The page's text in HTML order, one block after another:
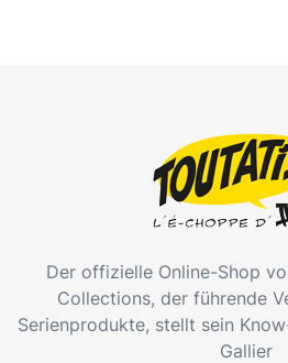
Der offizielle Online-Shop
Collections, der führende
Serienprodukte, stellt sein
Gallier